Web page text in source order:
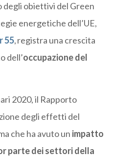
degli obiettivi del Green
energetiche dell’UE,
55,registra una crescita
dell’occupazione del
2020, il Rapporto
degli effetti del
che ha avuto un impatto
parte dei settori della